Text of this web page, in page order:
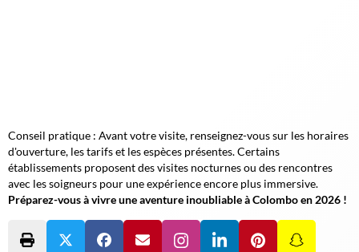
Conseil pratique : Avant votre visite, renseignez-vous sur les horaires
d'ouverture, les tarifs et les espèces présentes. Certains
établissements proposent des visites nocturnes ou des rencontres
avec les soigneurs pour une expérience encore plus immersive.
Préparez-vous à vivre une aventure inoubliable à Colombo en 2026 !